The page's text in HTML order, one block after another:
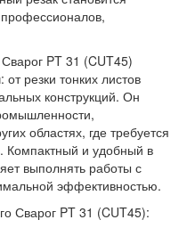
PT 31 (CUT45)
резки тонких листов
конструкций. Он
областях, где требуется
Компактный и удобный в
выполнять работы с
эффективностью.
Сварог PT 31 (CUT45):